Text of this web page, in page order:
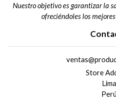
Nuestro objetivo es garantizar la
ofreciéndoles los
Store
Lima
Perú